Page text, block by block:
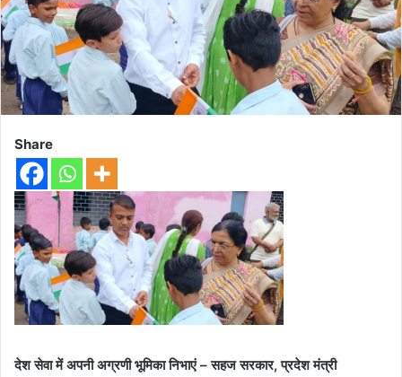
Share
देश सेवा में अपनी अग्रणी भूमिका निभाएं – सहज सरकार, प्रदेश मंत्री